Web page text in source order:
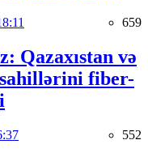
659
Qazaxıstan və
fiber-
552